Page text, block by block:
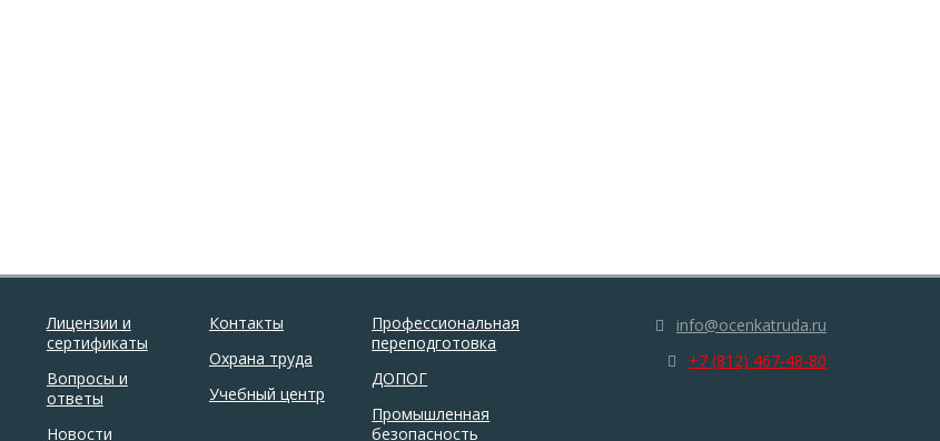
Лицензии и
сертификаты
Вопросы и
ответы
Новости
Контакты
Охрана труда
Учебный центр
Профессиональная
переподготовка
ДОПОГ
Промышленная
безопасность
info@ocenkatruda.ru
+7 (812) 467-48-80